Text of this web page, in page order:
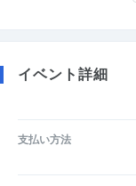
イベント詳細
支払い方法